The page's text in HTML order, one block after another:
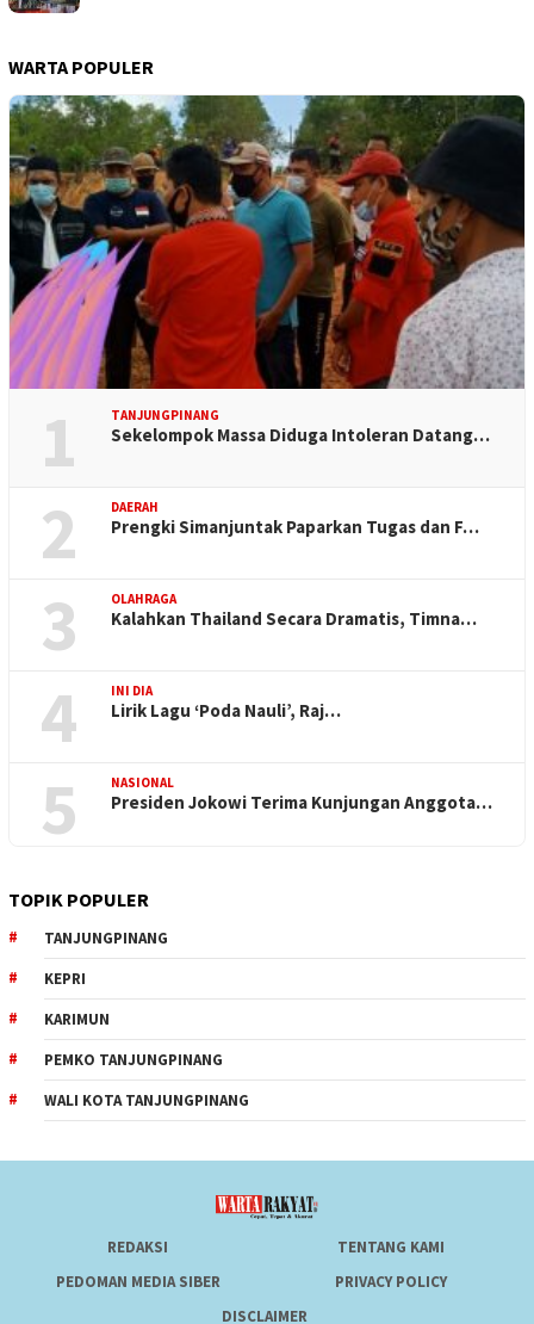
WARTA POPULER
1 TANJUNGPINANG
Sekelompok Massa Diduga Intoleran Datang…
2 DAERAH
Prengki Simanjuntak Paparkan Tugas dan F…
3 OLAHRAGA
Kalahkan Thailand Secara Dramatis, Timna…
4 INI DIA
Lirik Lagu ‘Poda Nauli’, Raj…
5 NASIONAL
Presiden Jokowi Terima Kunjungan Anggota…
TOPIK POPULER
TANJUNGPINANG
KEPRI
KARIMUN
PEMKO TANJUNGPINANG
WALI KOTA TANJUNGPINANG
REDAKSI
TENTANG KAMI
PEDOMAN MEDIA SIBER
PRIVACY POLICY
DISCLAIMER